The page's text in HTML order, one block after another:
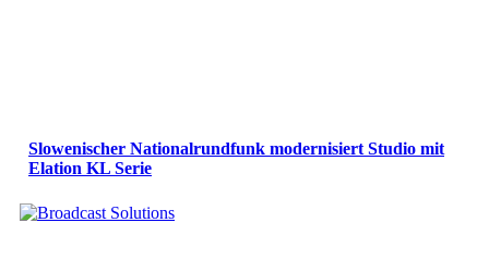
Slowenischer Nationalrundfunk modernisiert Studio mit
Elation KL Serie